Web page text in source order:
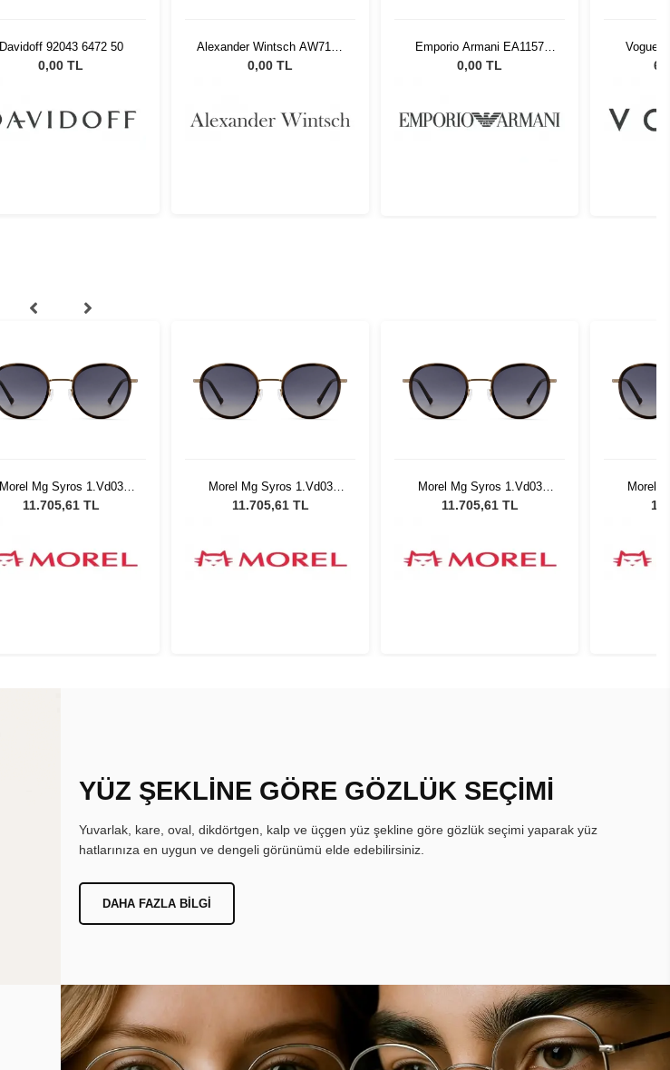
Davidoff 92043 6472 50
0,00 TL
Alexander Wintsch AW7103
C1
0,00 TL
Emporio Armani EA1157
3001 55
0,00 TL
Vogue
Morel Mg Syros 1.Vd03
5022
11.705,61 TL
Morel Mg Syros 1.Vd03
5022
11.705,61 TL
Morel Mg Syros 1.Vd03
5022
11.705,61 TL
Morel
YÜZ ŞEKLİNE GÖRE GÖZLÜK SEÇİMİ
Yuvarlak, kare, oval, dikdörtgen, kalp ve üçgen yüz şekline göre gözlük seçimi yaparak yüz
hatlarınıza en uygun ve dengeli görünümü elde edebilirsiniz.
DAHA FAZLA BILGI